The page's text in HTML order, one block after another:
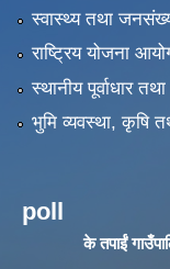
स्वास्थ्य तथा
राष्ट्रिय योजना
स्थानीय पूर्वाधार
भुमि व्यवस्था, कृषि
poll
के तपाईं